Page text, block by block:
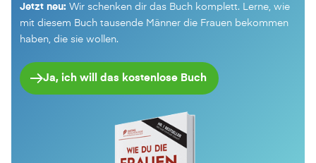
Jetzt neu: Wir schenken dir das Buch komplett. Lerne, wie
mit diesem Buch tausende Männer die Frauen bekommen
haben, die sie wollen.
Ja, ich will das kostenlose Buch